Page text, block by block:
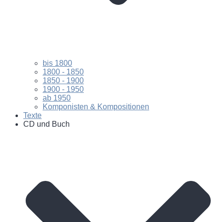
bis 1800
1800 - 1850
1850 - 1900
1900 - 1950
ab 1950
Komponisten & Kompositionen
Texte
CD und Buch